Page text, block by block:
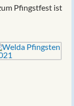
Pfingstfest ist